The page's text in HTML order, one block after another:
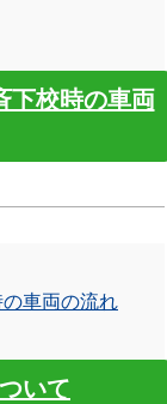
下校時の車両
車両の流れ
いて